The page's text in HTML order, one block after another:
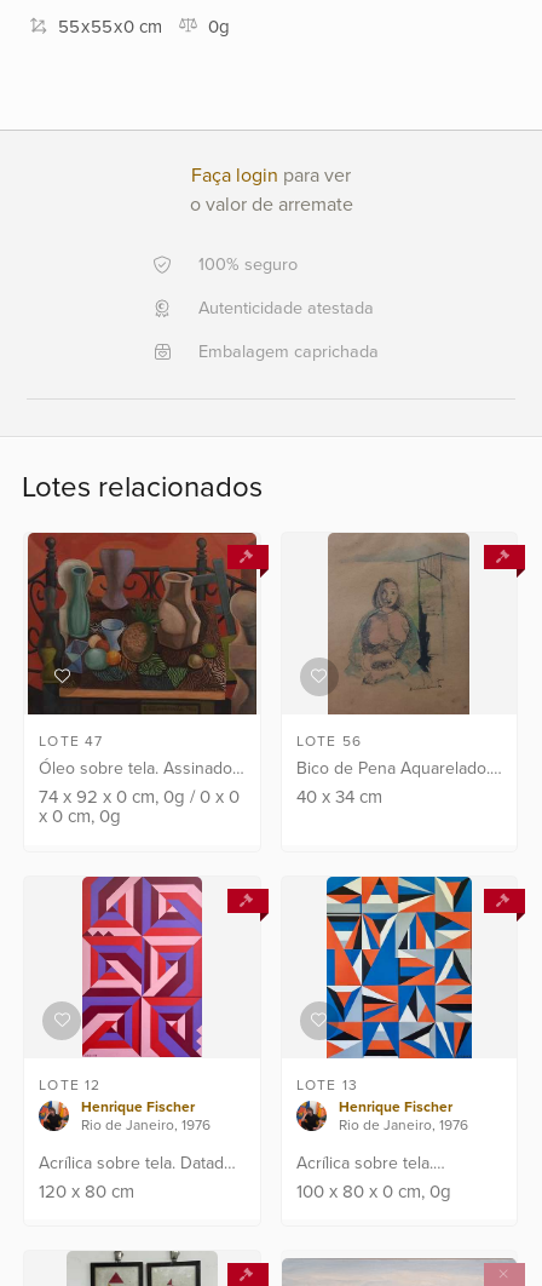
Ajuda?
+351 968 058 908
996911303
Fale
conosco
55x55x0 cm 0g
Faça login para ver
o valor de arremate
100% seguro
Autenticidade atestada
Embalagem caprichada
Lotes relacionados
LOTE 47
Óleo sobre tela. Assinado
CID e verso e datado: 64.
Obra apresenta laudo de
74x 92x 0cm, 0g /0x 0
x 0cm, 0g
LOTE 56
Bico de Pena Aquarelado.
Ass: C.I.D. Pontos de fungo
40 x34 cm
LOTE 12
Henrique Fischer
Rio de Janeiro, 1976
Acrílica sobre tela. Datado
no verso 04 -12 24.
120x 80cm
LOTE 13
Henrique Fischer
Rio de Janeiro, 1976
Acrílica sobre tela.
Assinado C.I.D. e datado no
Artista
100 x80 x0 cm, 0g